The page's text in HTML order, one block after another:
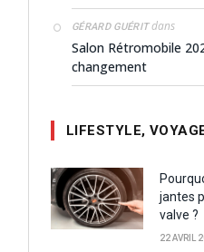
GÉRARD GUÉRITdans
Salon Rétromobile
changement
LIFESTYLE,
jantes
valve ?
22 AVRIL